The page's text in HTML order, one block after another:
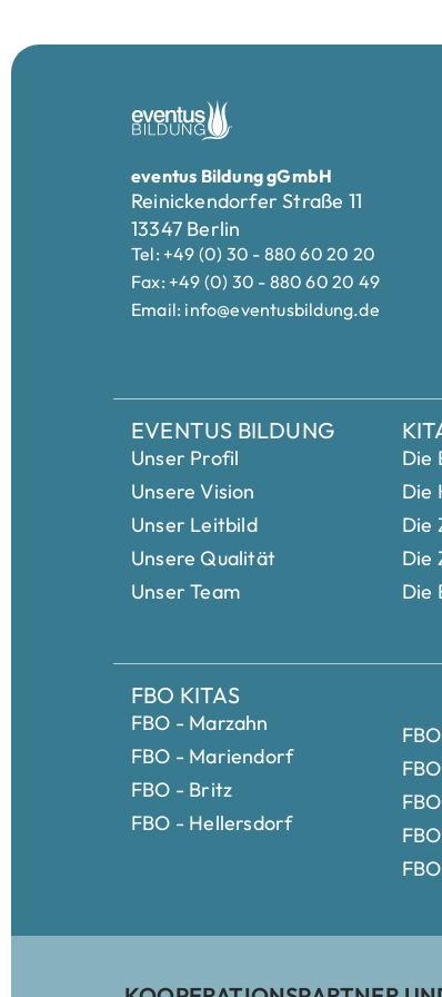
eventus Bildung gGmbH
Reinickendorfer Straße 11
13347 Berlin
Tel: +49 (0) 30 - 880 60 20 20
Fax: +49 (0) 30 - 880 60 20 49
Email: info@eventusbildung.de
EVENTUS BILDUNG
Unser Profil
Unsere Vision
Unser Leitbild
Unsere Qualität
Unser Team
Die
Die
Die
Die
Die
FBO KITAS
FBO - Marzahn
FBO - Mariendorf
FBO - Britz
FBO - Hellersdorf